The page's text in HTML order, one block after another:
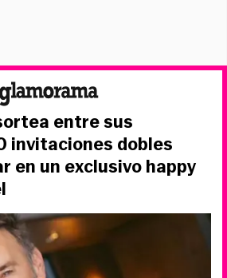
entre sus
invitaciones dobles
en un exclusivo happy